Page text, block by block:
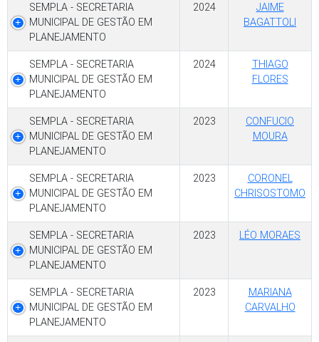
SEMPLA - SECRETARIA
MUNICIPAL DE GESTÃO EM
PLANEJAMENTO
2024
JAIME
BAGATTOLI
SEMPLA - SECRETARIA
MUNICIPAL DE GESTÃO EM
PLANEJAMENTO
2024
THIAGO
FLORES
SEMPLA - SECRETARIA
MUNICIPAL DE GESTÃO EM
PLANEJAMENTO
2023
CONFUCIO
MOURA
SEMPLA - SECRETARIA
MUNICIPAL DE GESTÃO EM
PLANEJAMENTO
2023
CORONEL
CHRISOSTOMO
SEMPLA - SECRETARIA
MUNICIPAL DE GESTÃO EM
PLANEJAMENTO
2023 LÉO MORAES
SEMPLA - SECRETARIA
MUNICIPAL DE GESTÃO EM
PLANEJAMENTO
2023
MARIANA
CARVALHO